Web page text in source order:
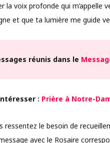
la voix profonde qui m’appelle
et que ta lumière me guide
réunis dans le
: Prière à Notre-
ressentez le besoin de
avec le Rosaire